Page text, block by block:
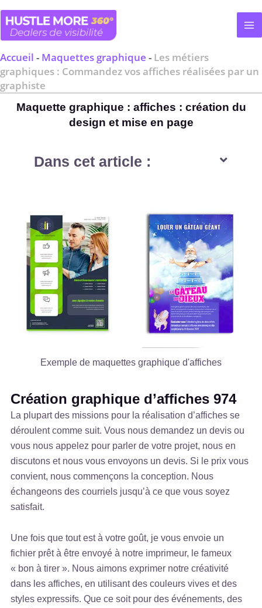
au
contenu
Accueil - Maquettes graphique - Les métiers
graphiques : Commandez vos affiches réalisées par un
graphiste
Maquette graphique : affiches : création du
design et mise en page
Dans cet article :
Exemple de maquettes graphique d'affiches
Création graphique d’affiches 974
La plupart des missions pour la réalisation d’affiches se
déroulent comme suit. Vous nous demandez un devis ou
vous nous appelez pour parler de votre projet, nous en
discutons et nous vous envoyons un devis. Si le prix vous
convient, nous commençons la conception. Nous
échangeons des courriels jusqu’à ce que vous soyez
satisfait.
Une fois que tout est à votre goût, je vous envoie un
fichier prêt à être envoyé à notre imprimeur, le fameux
« bon à tirer ». Nous aimons exprimer notre créativité
dans les affiches, en utilisant des couleurs vives et des
styles expressifs. Que ce soit pour des événements, des